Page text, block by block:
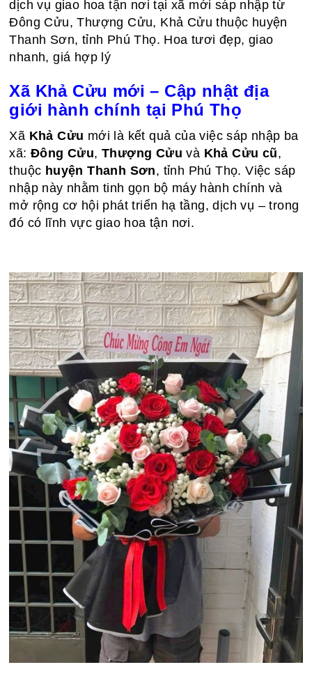
dịch vụ giao hoa tận nơi tại xã mới sáp nhập từ
Đông Cửu, Thượng Cửu, Khả Cửu thuộc huyện
Thanh Sơn, tỉnh Phú Thọ. Hoa tươi đẹp, giao
nhanh, giá hợp lý
Xã Khả Cửu mới – Cập nhật địa
giới hành chính tại Phú Thọ
Xã Khả Cửu mới là kết quả của việc sáp nhập ba
xã:Đông Cửu,Thượng Cửu và Khả Cửu cũ,
thuộc huyện Thanh Sơn, tỉnh Phú Thọ. Việc sáp
nhập này nhằm tinh gọn bộ máy hành chính và
mở rộng cơ hội phát triển hạ tầng, dịch vụ – trong
đó có lĩnh vực giao hoa tận nơi.